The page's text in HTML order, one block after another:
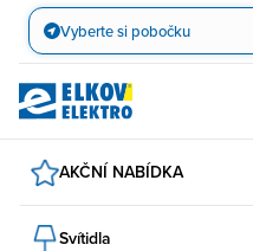
Přejít
obsah
Vyberte si pobočku
AKČNÍ NABÍDKA
Svítidla